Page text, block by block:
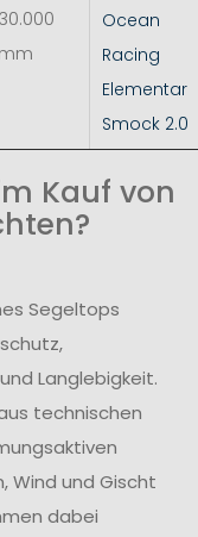
30.000
mm
Ocean
Racing
Elementar
Smock 2.0
Kauf von
Segeltops
Langlebigkeit.
technischen
Wind und Gischt
dabei